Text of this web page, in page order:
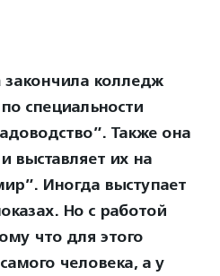
закончила колледж
специальности
Также она
выставляет их на
Иногда выступает
Но с работой
что для этого
человека, а у